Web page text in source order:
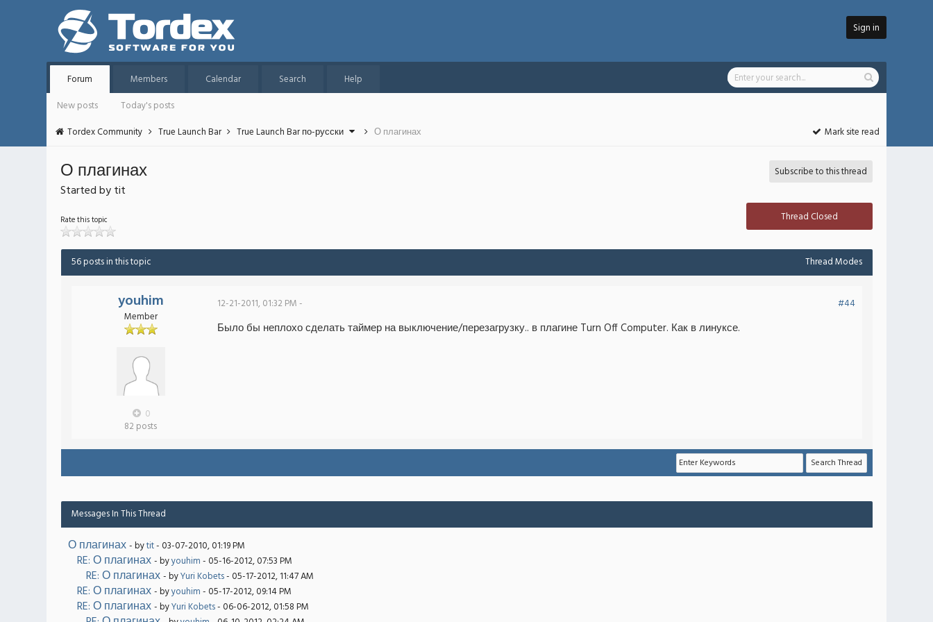
Sign in
Forum Members Calendar Search
Help
New posts
Today's posts
Tordex Community
True Launch Bar True Launch Bar по-русски О плагинах Mark site read
О плагинах
Started by tit
Subscribe to this thread
Rate this topic Thread Closed
56 posts in this topic Thread Modes
youhim
Member
0
82 posts
12-21-2011, 01:32 PM - #44
Было бы неплохо сделать таймер на выключение/перезагрузку.. в плагине Turn Off Computer. Как в линуксе.
Messages In This Thread
О плагинах - bytit- 03-07-2010, 01:19 PM
RE: О плагинах - byyouhim- 05-16-2012, 07:53 PM
RE: О плагинах - byYuri Kobets- 05-17-2012, 11:47 AM
RE: О плагинах - byyouhim- 05-17-2012, 09:14 PM
RE: О плагинах - byYuri Kobets- 06-06-2012, 01:58 PM